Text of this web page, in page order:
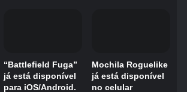
Kadokawa